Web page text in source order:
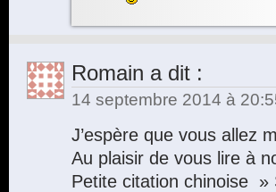
Romain a dit :
14 septembre 2014 à
J’espère que vous allez
Au plaisir de vous lire à
Petite citation chinoise »